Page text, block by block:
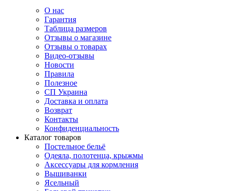
О нас
Гарантия
Таблица размеров
Отзывы о магазине
Отзывы о товарах
Видео-отзывы
Новости
Правила
Полезное
СП Украина
Доставка и оплата
Возврат
Контакты
Конфиденциальность
Каталог товаров
Постельное бельё
Одеяла, полотенца, крыжмы
Аксессуары для кормления
Вышиванки
Ясельный